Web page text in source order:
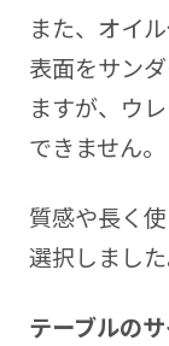
また、オイ
表面をサン
ますが、ウ
できません。
質感や長く
選択しました
テーブルの